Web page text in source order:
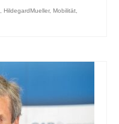
HildegardMueller, Mobilität